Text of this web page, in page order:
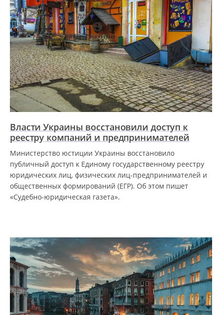
Власти Украины восстановили доступ к
реестру компаний и предпринимателей
Министерство юстиции Украины восстановило
публичный доступ к Единому государственному реестру
юридических лиц, физических лиц-предпринимателей и
общественных формирований (ЕГР). Об этом пишет
«Судебно-юридическая газета».